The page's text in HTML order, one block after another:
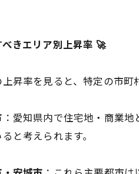
きエリア別上昇率 🚀
昇率を見ると、特定の市町
：愛知県内で住宅地・商業
と考えられます。